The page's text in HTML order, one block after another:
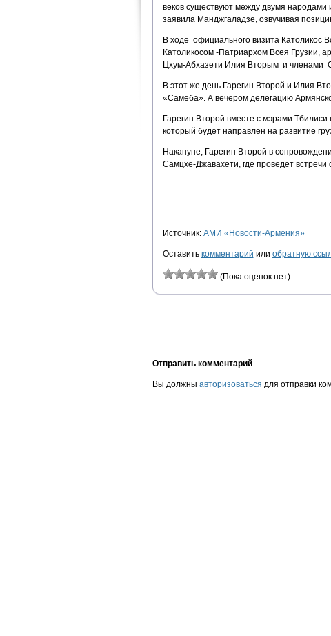
веков существуют между двумя
заявила Манджгаладзе, озвучивая
В ходе официального визита Католикос
Католикосом -Патриархом Всея Грузии,
Цхум-Абхазети Илия Вторым и членами
В этот же день Гарегин Второй и Илия
«Самеба». А вечером делегацию
Гарегин Второй вместе с мэрами
который будет направлен на развитие
Накануне, Гарегин Второй в
Самцхе-Джавахети, где проведет
Источник: АМИ «Новости-Армения»
Оставить комментарий или обратную
(Пока оценок нет)
Отправить комментарий
Вы должны авторизоваться для отправки